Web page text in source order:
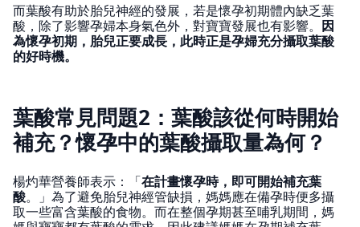
而葉酸有助於胎兒神經的發展，若是懷孕初期體內缺乏葉
酸，除了影響孕婦本身氣色外，對寶寶發展也有影響。 因
為懷孕初期，胎兒正要成長，此時正是孕婦充分攝取葉酸
的好時機。
葉酸常見問題2：葉酸該從何時開始
補充？懷孕中的葉酸攝取量為何？
楊灼華營養師表示：「在計畫懷孕時，即可開始補充葉
酸。」為了避免胎兒神經管缺損，媽媽應在備孕時便多攝
取一些富含葉酸的食物。而在整個孕期甚至哺乳期間，媽